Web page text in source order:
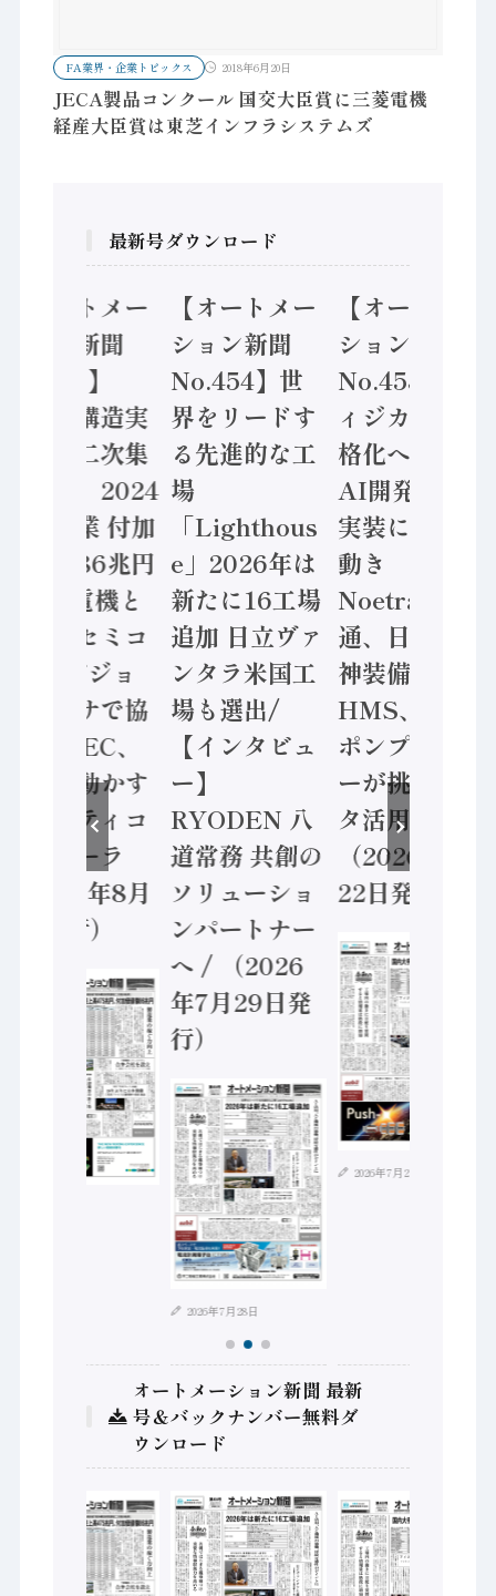
FA業界・企業トピックス 2018年6月20日
JECA製品コンクール 国交大臣賞に三菱電機
経産大臣賞は東芝インフラシステムズ
最新号ダウンロード
【オートメー
ション新聞
No.455】
「経済構造実
態調査二次集
計結果」2024
年製造業 付加
価値額86兆円
/ 三菱電機と
ソニーセミコ
ン AIビジョ
ンセンサで協
業 / IDEC、
安全に動かす
セーフティコ
ントローラ
（2026年8月
5日発行）
【オートメー
ション新聞
No.454】世
界をリードす
る先進的な工
場
「Lighthous
e」2026年は
新たに16工場
追加 日立ヴァ
ンタラ米国工
場も選出/
【インタビュ
ー】
RYODEN 八
道常務 共創の
ソリューショ
ンパートナー
へ / （2026
年7月29日発
行）
2026年7月28日
【オートメー
ション新聞
No.453】フ
ィジカルAI本
格化へ 国産
AI開発や社会
実装に活発な
動き
Noetra、富士
通、日立 / 兵
神装備 ×
HMS、老舗
ポンプメーカ
ーが挑むデー
タ活用 など
（2026年7月
22日発行）
2026年7月21日
オートメーション新聞 最新
号＆バックナンバー無料ダ
ウンロード